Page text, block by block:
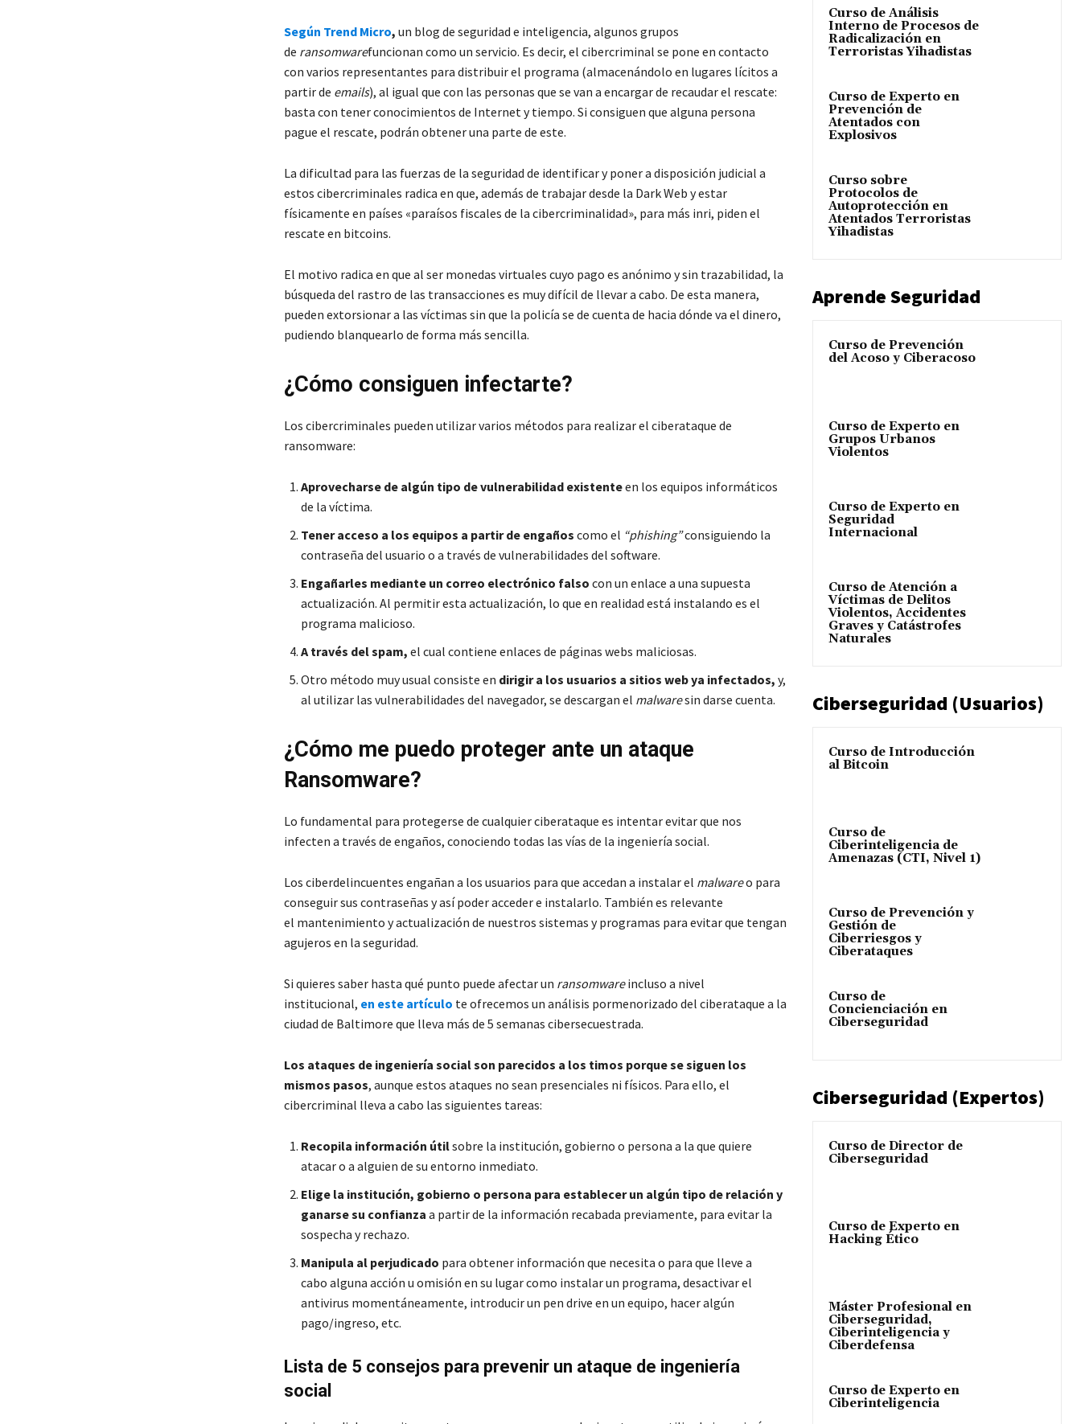
Según Trend Micro, un blog de seguridad e inteligencia, algunos grupos
de ransomwarefuncionan como un servicio. Es decir, el cibercriminal se pone en contacto
con varios representantes para distribuir el programa (almacenándolo en lugares lícitos a
partir de emails), al igual que con las personas que se van a encargar de recaudar el rescate:
basta con tener conocimientos de Internet y tiempo. Si consiguen que alguna persona
pague el rescate, podrán obtener una parte de este.
La dificultad para las fuerzas de la seguridad de identificar y poner a disposición judicial a
estos cibercriminales radica en que, además de trabajar desde la Dark Web y estar
físicamente en países «paraísos fiscales de la cibercriminalidad», para más inri, piden el
rescate en bitcoins.
El motivo radica en que al ser monedas virtuales cuyo pago es anónimo y sin trazabilidad, la
búsqueda del rastro de las transacciones es muy difícil de llevar a cabo. De esta manera,
pueden extorsionar a las víctimas sin que la policía se de cuenta de hacia dónde va el dinero,
pudiendo blanquearlo de forma más sencilla.
¿Cómo consiguen infectarte?
Los cibercriminales pueden utilizar varios métodos para realizar el ciberataque de
ransomware:
Aprovecharse de algún tipo de vulnerabilidad existenteen los equipos informáticos
de la víctima.
Tener acceso a los equipos a partir de engaños como el “phishing”consiguiendo la
contraseña del usuario o a través de vulnerabilidades del software.
Engañarles mediante un correo electrónico falso con un enlace a una supuesta
actualización. Al permitir esta actualización, lo que en realidad está instalando es el
programa malicioso.
A través del spam, el cual contiene enlaces de páginas webs maliciosas.
Otro método muy usual consiste en dirigir a los usuarios a sitios web ya infectados, y,
al utilizar las vulnerabilidades del navegador, se descargan el malwaresin darse cuenta.
¿Cómo me puedo proteger ante un ataque
Ransomware?
Lo fundamental para protegerse de cualquier ciberataque es intentar evitar que nos
infecten a través de engaños, conociendo todas las vías de la ingeniería social.
Los ciberdelincuentes engañan a los usuarios para que accedan a instalar el malwareo para
conseguir sus contraseñas y así poder acceder e instalarlo. También es relevante
el mantenimiento y actualización de nuestros sistemas y programas para evitar que tengan
agujeros en la seguridad.
Si quieres saber hasta qué punto puede afectar un ransomwareincluso a nivel
institucional, en este artículo te ofrecemos un análisis pormenorizado del ciberataque a la
ciudad de Baltimore que lleva más de 5 semanas cibersecuestrada.
Los ataques de ingeniería social son parecidos a los timos porque se siguen los
mismos pasos, aunque estos ataques no sean presenciales ni físicos. Para ello, el
cibercriminal lleva a cabo las siguientes tareas:
Recopila información útilsobre la institución, gobierno o persona a la que quiere
atacar o a alguien de su entorno inmediato.
Elige la institución, gobierno o persona para establecer un algún tipo de relación y
ganarse su confianza a partir de la información recabada previamente, para evitar la
sospecha y rechazo.
Manipula al perjudicado para obtener información que necesita o para que lleve a
cabo alguna acción u omisión en su lugar como instalar un programa, desactivar el
antivirus momentáneamente, introducir un pen drive en un equipo, hacer algún
pago/ingreso, etc.
Lista de 5 consejos para prevenir un ataque de ingeniería
social
Curso de Análisis
Interno de Procesos de
Radicalización en
Terroristas Yihadistas
Curso de Experto en
Prevención de
Atentados con
Explosivos
Curso sobre
Protocolos de
Autoprotección en
Atentados Terroristas
Yihadistas
Aprende Seguridad
Curso de Prevención
del Acoso y Ciberacoso
Curso de Experto en
Grupos Urbanos
Violentos
Curso de Experto en
Seguridad
Internacional
Curso de Atención a
Víctimas de Delitos
Violentos, Accidentes
Graves y Catástrofes
Naturales
Ciberseguridad (Usuarios)
Curso de Introducción
al Bitcoin
Curso de
Ciberinteligencia de
Amenazas (CTI, Nivel 1)
Curso de Prevención y
Gestión de
Ciberriesgos y
Ciberataques
Curso de
Concienciación en
Ciberseguridad
Ciberseguridad (Expertos)
Curso de Director de
Ciberseguridad
Curso de Experto en
Hacking Ético
Máster Profesional en
Ciberseguridad,
Ciberinteligencia y
Ciberdefensa
Curso de Experto en
Ciberinteligencia